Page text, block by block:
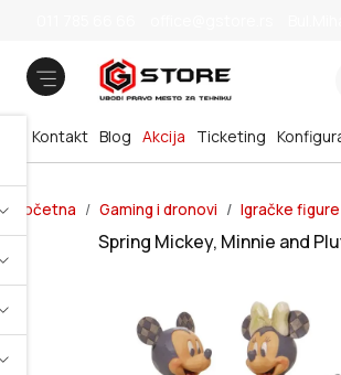
Blog Akcija
Kontakt Ticketing
Početna Gaming i dronovi Igračke figure
Spring Mickey, Minnie and